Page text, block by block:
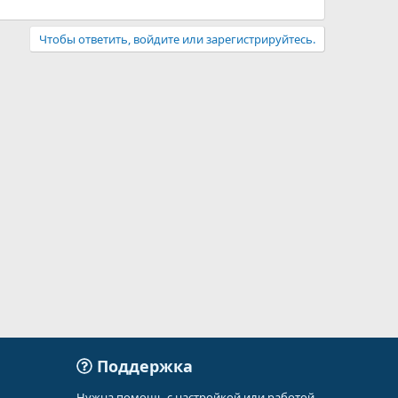
Чтобы ответить, войдите или зарегистрируйтесь.
Поддержка